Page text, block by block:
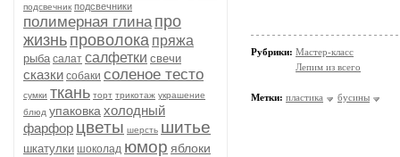
подсвечник подсвечники
полимерная глина про
жизнь проволока пряжа
рыба салат салфетки свечи
сказки собаки соленое тесто
сумки ткань торт трикотаж украшение
блюд упаковка холодный
фарфор цветы шерсть шитье
шкатулки шоколад юмор яблоки
Рубрики: Мастер-класс
Лепим из всего
Метки: пластика бусины